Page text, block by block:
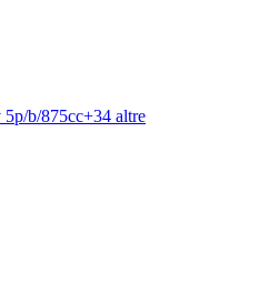
b/875cc+34 altre